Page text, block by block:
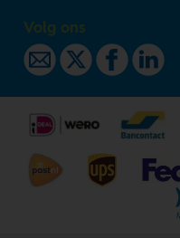
Volg ons